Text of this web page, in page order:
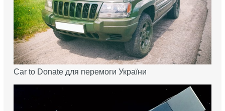
Car to Donate для перемоги України